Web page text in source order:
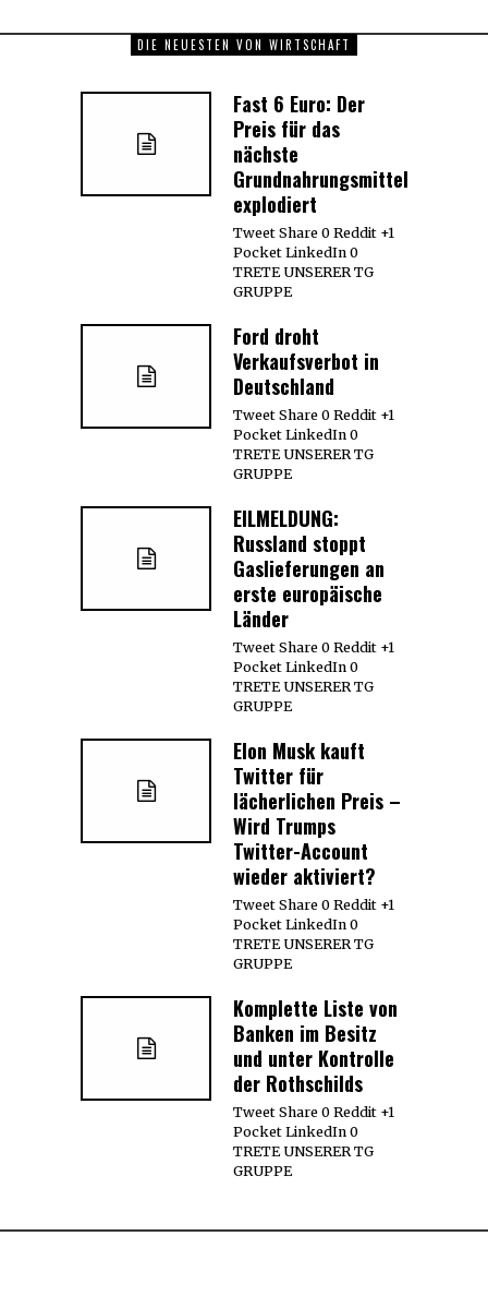
DIE NEUESTEN VON WIRTSCHAFT
Fast 6 Euro: Der
Preis für das
nächste
Grundnahrungsmittel
explodiert
Tweet Share 0 Reddit +1
Pocket LinkedIn 0
TRETE UNSERER TG
GRUPPE
Ford droht
Verkaufsverbot in
Deutschland
Tweet Share 0 Reddit +1
Pocket LinkedIn 0
TRETE UNSERER TG
GRUPPE
EILMELDUNG:
Russland stoppt
Gaslieferungen an
erste europäische
Länder
Tweet Share 0 Reddit +1
Pocket LinkedIn 0
TRETE UNSERER TG
GRUPPE
Elon Musk kauft
Twitter für
lächerlichen Preis –
Wird Trumps
Twitter-Account
wieder aktiviert?
Tweet Share 0 Reddit +1
Pocket LinkedIn 0
TRETE UNSERER TG
GRUPPE
Komplette Liste von
Banken im Besitz
und unter Kontrolle
der Rothschilds
Tweet Share 0 Reddit +1
Pocket LinkedIn 0
TRETE UNSERER TG
GRUPPE